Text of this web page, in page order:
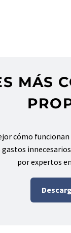
MÁS
cómo
por expertos